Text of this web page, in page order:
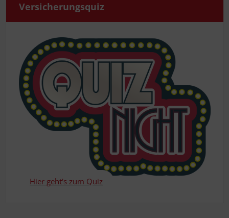
Ver­si­che­rungs­quiz
Hier geht's zum Quiz